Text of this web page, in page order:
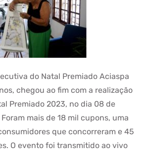
do Natal Premiado Aciaspa
chegou ao fim com a realização
Premiado 2023, no dia 08 de
mais de 18 mil cupons, uma
que concorreram e 45
O evento foi transmitido ao vivo